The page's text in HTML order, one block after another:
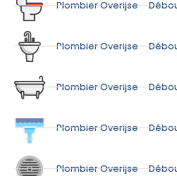
Plombier Overijse –
Plombier Overijse –
Plombier Overijse –
Plombier Overijse –
Plombier Overijse –